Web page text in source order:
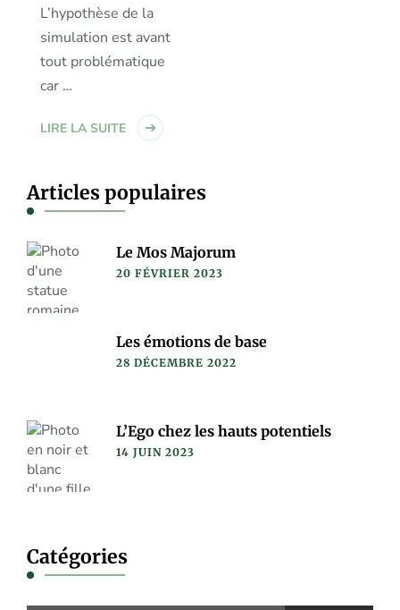
L’hypothèse de la
simulation est avant
tout problématique
car …
LIRE LA SUITE
Articles populaires
Le Mos Majorum
20 FÉVRIER 2023
Les émotions de base
28 DÉCEMBRE 2022
L’Ego chez les hauts potentiels
14 JUIN 2023
Catégories